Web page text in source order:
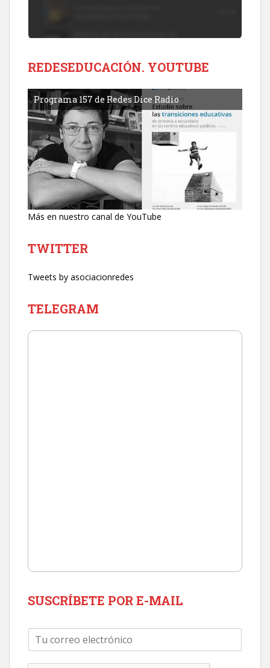
REDESEDUCACIÓN. YOUTUBE
Programa 157 de Redes Dice Radio
Más en nuestro canal de YouTube
TWITTER
Tweets by asociacionredes
TELEGRAM
SUSCRÍBETE POR E-MAIL